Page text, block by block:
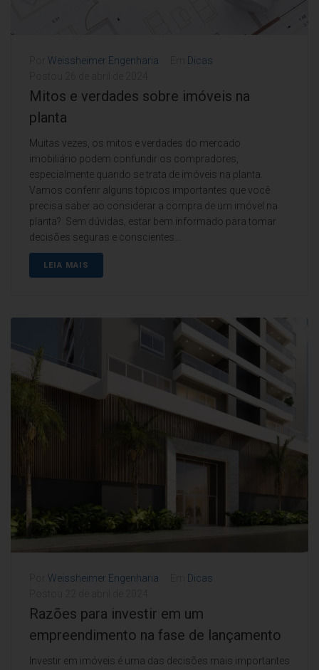
Weissheimer Engenharia
Dicas
Mitos e verdades sobre imóveis na
planta
Muitas vezes, os mitos e verdades do mercado
imobiliário podem confundir os compradores,
especialmente quando se trata de imóveis na planta.
Vamos conferir alguns tópicos importantes que você
precisa saber ao considerar a compra de um imóvel na
planta? Sem dúvidas, estar bem informado para tomar
decisões seguras e conscientes...
LEIA MAIS
Weissheimer Engenharia
Dicas
Razões para investir em um
empreendimento na fase de lançamento
Investir em imóveis é uma das decisões mais importantes